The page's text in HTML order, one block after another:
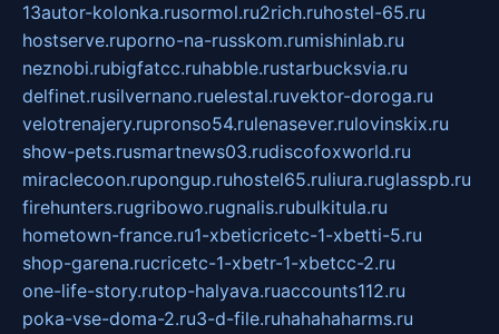
13autor-kolonka.rusormol.ru2rich.ruhostel-65.ru
hostserve.ruporno-na-russkom.rumishinlab.ru
neznobi.rubigfatcc.ruhabble.rustarbucksvia.ru
delfinet.rusilvernano.ruelestal.ruvektor-doroga.ru
velotrenajery.rupronso54.rulenasever.rulovinskix.ru
show-pets.rusmartnews03.rudiscofoxworld.ru
miraclecoon.rupongup.ruhostel65.ruliura.ruglasspb.ru
firehunters.rugribowo.rugnalis.rubulkitula.ru
hometown-france.ru1-xbeticricetc-1-xbetti-5.ru
shop-garena.rucricetc-1-xbetr-1-xbetcc-2.ru
one-life-story.rutop-halyava.ruaccounts112.ru
poka-vse-doma-2.ru3-d-file.ruhahahaharms.ru